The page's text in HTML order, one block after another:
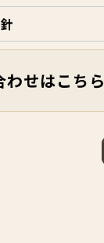
わせはこちら